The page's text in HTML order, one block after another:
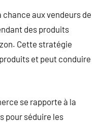
aux vendeurs de
des produits
Cette stratégie
et peut conduire
se rapporte à la
pour séduire les